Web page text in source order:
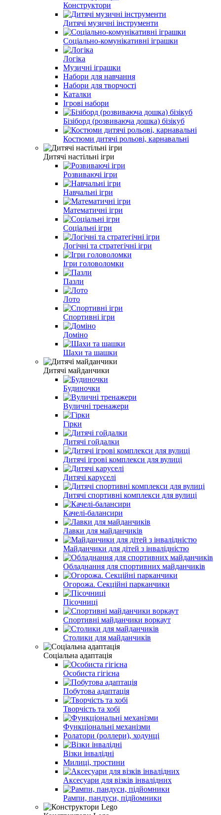
Конструктори
Дитячі музичні інструменти
Соціально-комунікативні іграшки
Логіка
Музичні іграшки
Набори для навчання
Набори для творчості
Каталки
Ігрові набори
Бізіборд (розвиваюча дошка) бізікуб
Костюми дитячі рольові, карнавальні
Дитячі настільні ігри
Розвиваючі ігри
Навчальні ігри
Математичні ігри
Соціальні ігри
Логічні та стратегічні ігри
Ігри головоломки
Пазли
Лото
Спортивні ігри
Доміно
Шахи та шашки
Дитячі майданчики
Будиночки
Вуличні тренажери
Гірки
Дитячі гойдалки
Дитячі ігрові комплекси для вулиці
Дитячі каруселі
Дитячі спортивні комплекси для вулиці
Качелі-балансири
Лавки для майданчиків
Майданчики для дітей з інвалідністю
Обладнання для спортивних майданчиків
Огорожа. Секційні парканчики
Пісочниці
Спортивні майданчики воркаут
Столики для майданчиків
Соціальна адаптація
Особиста гігієна
Побутова адаптація
Творчість та хобі
Функціональні механізми
Ролатори (роллери), ходунці
Візки інвалідні
Милиці, тростини
Аксесуари для візків інвалідних
Рампи, пандуси, підйомники